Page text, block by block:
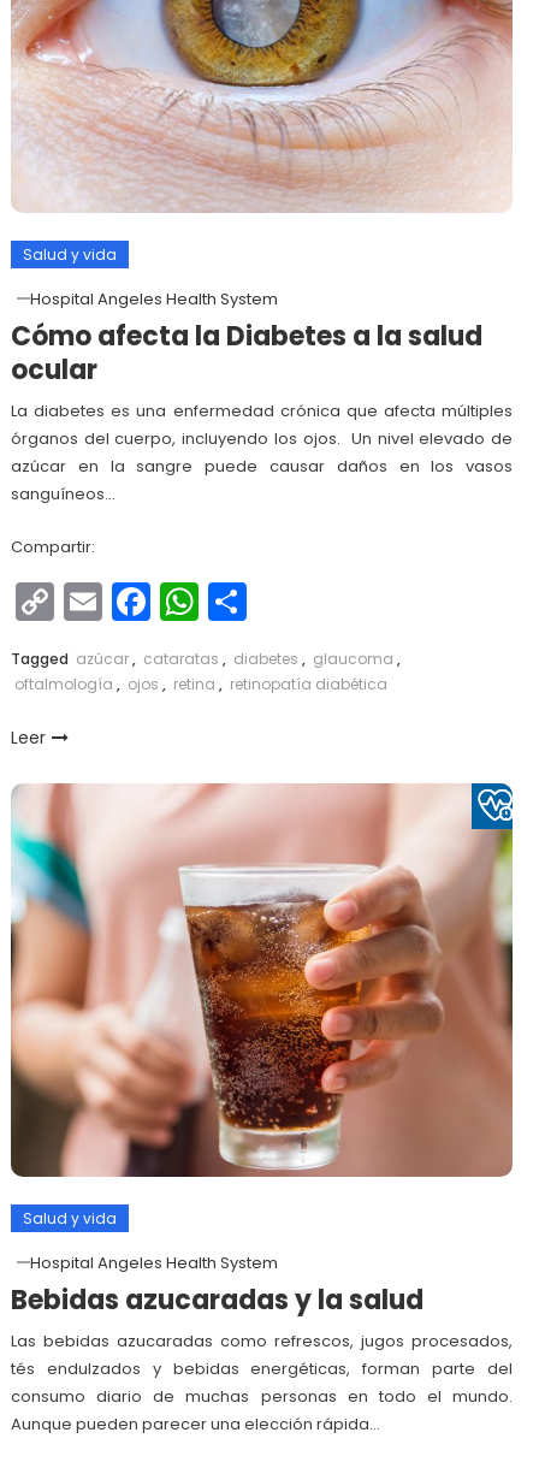
Salud y vida
Hospital Angeles Health System
Cómo afecta la Diabetes a la salud
ocular
La diabetes es una enfermedad crónica que afecta múltiples
órganos del cuerpo, incluyendo los ojos. Un nivel elevado de
azúcar en la sangre puede causar daños en los vasos
sanguíneos…
Compartir:
Copy
Link
EmailFacebook
WhatsApp
Compartir
Tagged azúcar, cataratas , diabetes , glaucoma ,
oftalmología , ojos , retina , retinopatía diabética
Leer
Salud y vida
Hospital Angeles Health System
Bebidas azucaradas y la salud
Las bebidas azucaradas como refrescos, jugos procesados,
tés endulzados y bebidas energéticas, forman parte del
consumo diario de muchas personas en todo el mundo.
Aunque pueden parecer una elección rápida…